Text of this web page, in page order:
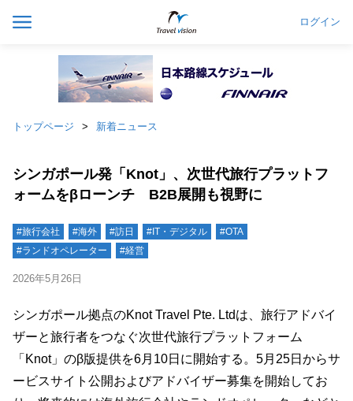
ログイン
トップページ 新着ニュース
シンガポール発「Knot」、次世代旅行プラットフ
ォームをβローンチ B2B展開も視野に
#旅行会社 #海外 #訪日 #IT・デジタル
#OTA
#ランドオペレーター
#経営
2026年5月26日
シンガポール拠点のKnot Travel Pte. Ltdは、旅行アドバイ
ザーと旅行者をつなぐ次世代旅行プラットフォーム
「Knot」のβ版提供を6月10日に開始する。5月25日からサ
ービスサイト公開およびアドバイザー募集を開始してお